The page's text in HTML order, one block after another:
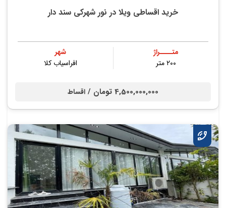
خرید اقساطی ویلا در نور شهرکی سند دار
متــــراژ
۲۰۰ متر
شهر
افراسیاب کلا
4,500,000,000 تومان / اقساط